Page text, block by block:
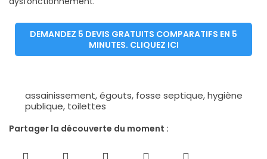
DEMANDEZ 5 DEVIS GRATUITS COMPARATIFS EN 5
MINUTES. CLIQUEZ ICI
assainissement,égouts, fosse septique,hygiène
publique, toilettes
Partager la découverte du moment :